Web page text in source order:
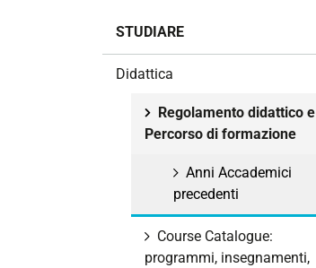
STUDIARE
Didattica
Regolamento didattico e
Percorso di formazione
Anni Accademici
precedenti
Course Catalogue:
programmi, insegnamenti,